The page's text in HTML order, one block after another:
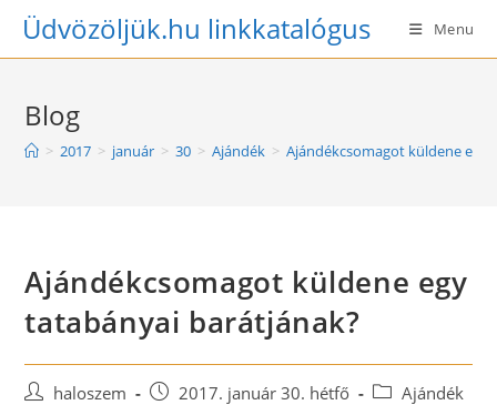
SkipÜdvözöljük.hu linkkatalógus Menu
Blog
> 2017 > január > 30 > Ajándék > Ajándékcsomagot küldene egy
Ajándékcsomagot küldene egy
tatabányai barátjának?
Posthaloszem
Post2017. január 30. hétfő
PostAjándék